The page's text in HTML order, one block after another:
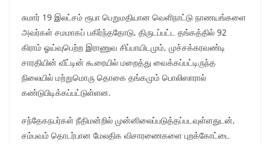
சுமார் 19 இலட்சம் ரூபா பெறுமதியான வெளிநாட்டு நாணயங்களை
அவர்கள் சமமாகப் பகிர்ந்ததோடு, திருடப்பட்ட தங்கத்தில் 92
கிராம் ஓய்வுபெற்ற இராணுவ சிப்பாயிடமும், முச்சக்கரவண்டி
சாரதியின் வீட்டின் கூரையில் மறைத்து வைக்கப்பட்டிருந்த
நிலையில் மற்றுமொரு தொகை தங்கமும் பொலிஸாரால்
கண்டுபிடிக்கப்பட்டுள்ளன.
சந்தேகநபர்கள் நீதிமன்றில் முன்னிலைப்படுத்தப்படவுள்ளதுடன்,
சம்பவம் தொடர்பான மேலதிக விசாரணைகளை புறக்கோட்டை